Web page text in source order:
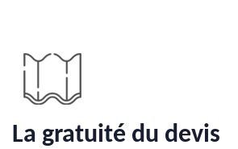
La gratuité du devis